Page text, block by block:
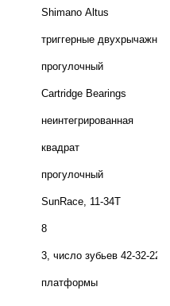
Shimano Altus
триггерные двухрычажные
прогулочный
Cartridge Bearings
неинтегрированная
квадрат
прогулочный
SunRace, 11-34T
8
3, число зубьев 42-32-22
платформы